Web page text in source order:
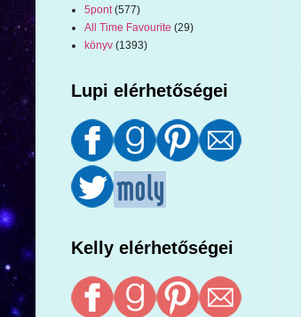
5pont (577)
All Time Favourite (29)
könyv (1393)
Lupi elérhetőségei
Kelly elérhetőségei